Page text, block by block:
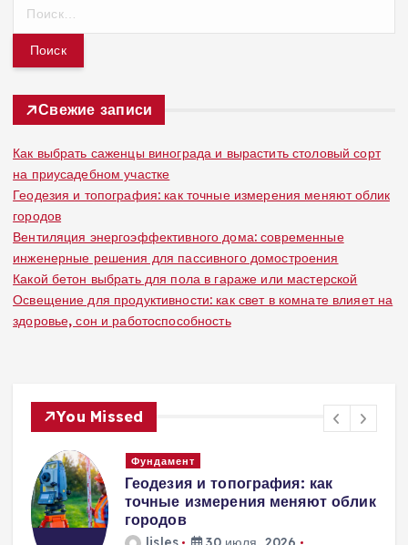
т
Свежие записи
Как выбрать саженцы винограда и вырастить столовый сорт
на приусадебном участке
Геодезия и топография: как точные измерения меняют облик
городов
Вентиляция энергоэффективного дома: современные
инженерные решения для пассивного домостроения
Какой бетон выбрать для пола в гараже или мастерской
Освещение для продуктивности: как свет в комнате влияет на
здоровье, сон и работоспособность
You Missed
Вентиляция
Вентиляция
энергоэффективного дома:
современные инженерные
решения для пассивного